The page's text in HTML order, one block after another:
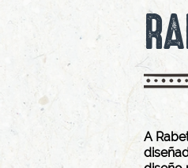
A